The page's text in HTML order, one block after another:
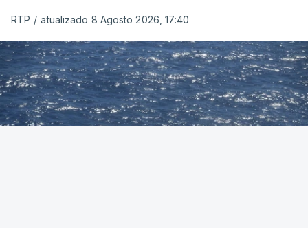
RTP / atualizado 8 Agosto 2026, 17:40